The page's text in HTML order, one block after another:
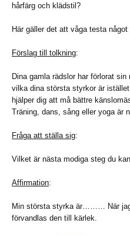
hårfärg och klädstil?
Här gäller det att våga testa
Förslag till tolkning:
Dina gamla rädslor har förlorat
vilka dina största styrkor är
hjälper dig att må bättre
Träning, dans, sång eller yoga är
Fråga att ställa sig:
Vilket är nästa modiga steg du
Affirmation:
Min största styrka är……… När
förvandlas den till kärlek.